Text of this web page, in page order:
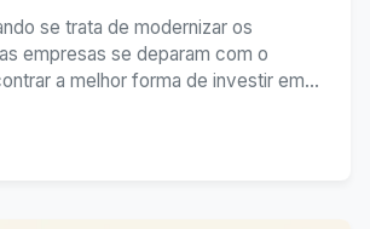
se trata de modernizar os
empresas se deparam com o
a melhor forma de investir em
diversas vantagens para